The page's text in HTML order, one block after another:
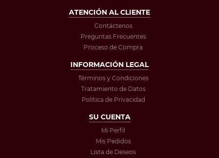
ATENCIÓN AL CLIENTE
Contáctenos
Preguntas Frecuentes
Proceso de Compra
INFORMACIÓN LEGAL
Términos y Condiciones
Tratamiento de Datos
Política de Privacidad
SU CUENTA
Mi Perfil
Mis Pedidos
Lista de Deseos